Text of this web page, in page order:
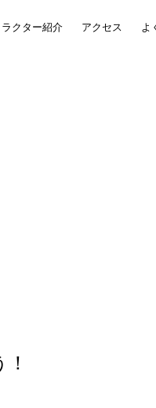
クター紹介 アクセス よ